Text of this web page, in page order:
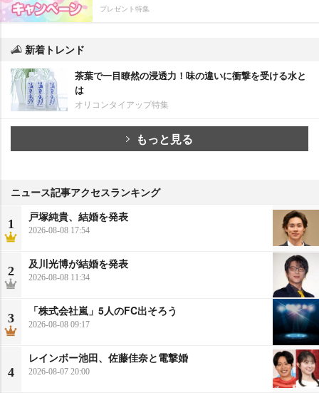
プレゼント特集
新着トレンド
茶葉で一目瞭然の浸透力！味の違いに衝撃を受ける水と
は
オリコンタイアップ特集
もっと見る
ニュース記事アクセスランキング
1
戸塚純貴、結婚を発表
2026-08-08 17:54
2
及川光博が結婚を発表
2026-08-08 11:34
3
「株式会社嵐」5人のFC出そろう
2026-08-08 09:17
4
レインボー池田、佐藤佳奈と電撃婚
2026-08-07 20:00